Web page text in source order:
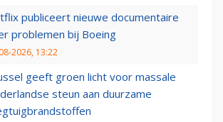
publiceert nieuwe documentaire
problemen bij Boeing
2026, 13:22
geeft groen licht voor massale
steun aan duurzame